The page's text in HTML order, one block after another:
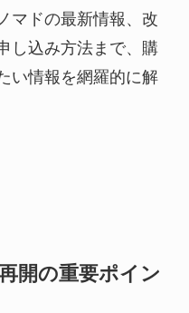
マドの最新情報、改
し込み方法まで、購
い情報を網羅的に解
開の重要ポイン